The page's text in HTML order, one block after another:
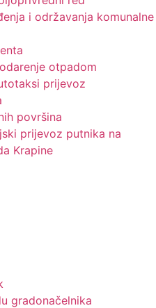
i održavanja komunalne
otpadom
prijevoz
površina
prijevoz putnika na
Krapine
gradonačelnika